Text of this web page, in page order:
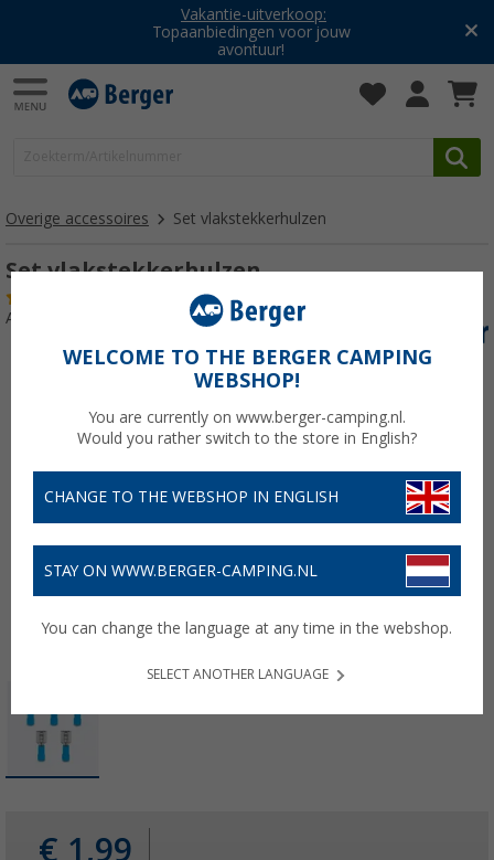
Vakantie-uitverkoop:
Topaanbiedingen voor jouw
avontuur!
Overige accessoires Set vlakstekkerhulzen
Set vlakstekkerhulzen
Artikelnr: 160580
€ 1,99
WELCOME TO THE BERGER CAMPING
WEBSHOP!
You are currently on www.berger-camping.nl.
Would you rather switch to the store in English?
CHANGE TO THE WEBSHOP IN ENGLISH
STAY ON WWW.BERGER-CAMPING.NL
You can change the language at any time in the webshop.
SELECT ANOTHER LANGUAGE